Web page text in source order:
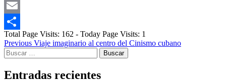
Messenger
Email
Compartir
Total Page Visits: 162 - Today Page Visits: 1
Post
navigation
Previous Viaje imaginario al centro del Cinismo cubano
Buscar:
Entradas recientes